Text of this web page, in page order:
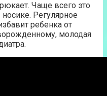
Чаще всего это
Регулярное
ребенка от
молодая